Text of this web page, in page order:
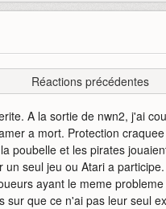
Réactions précédentes
A la sortie de nwn2, j'ai
a mort. Protection
poubelle et les pirates
un seul jeu ou Atari a
ayant le meme
sur que ce n'ai pas leur seul